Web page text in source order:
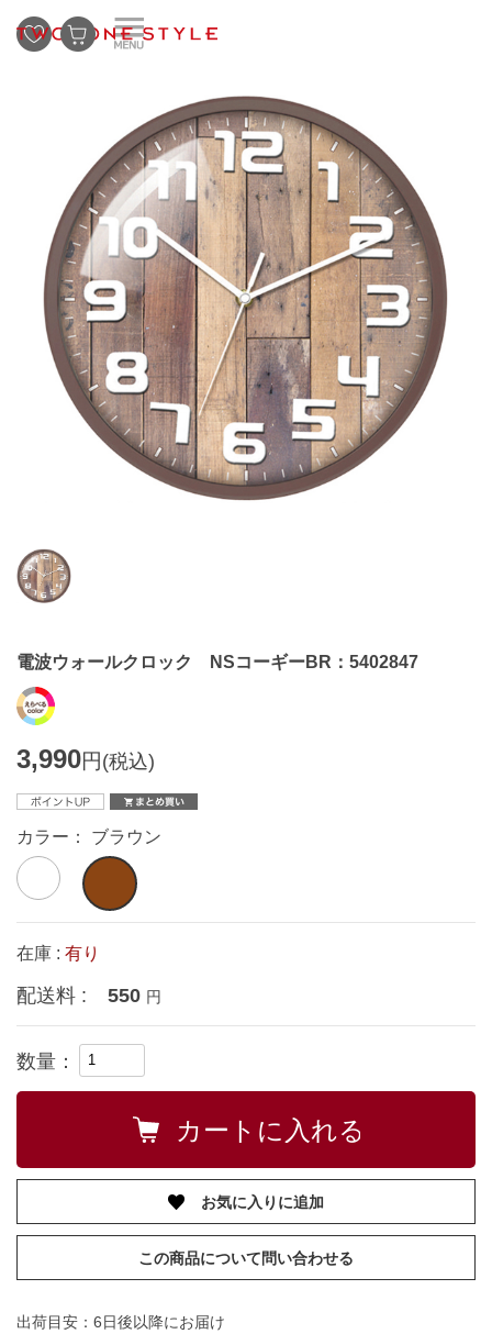
電波ウォールクロック NSコーギーBR：5402847
3,990円(税込)
カラー： ブラウン
在庫 : 有り
配送料 : 550 円
数量：
お気に入りに追加
この商品について問い合わせる
出荷目安：6日後以降にお届け